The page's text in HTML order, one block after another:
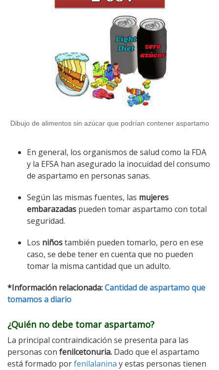
Dibujo de alimentos sin azúcar que podrían contener aspartamo
En general, los organismos de salud como la FDA
y la EFSA han asegurado la inocuidad del consumo
de aspartamo en personas sanas.
Según las mismas fuentes, las mujeres
embarazadas pueden tomar aspartamo con total
seguridad.
Los niñostambién pueden tomarlo, pero en ese
caso, se debe tener en cuenta que no pueden
tomar la misma cantidad que un adulto.
*Información relacionada:Cantidad de aspartamo que
tomamos a diario
¿Quién no debe tomar aspartamo?
La principal contraindicación se presenta para las
personas con fenilcetonuria. Dado que el aspartamo
está formado porfenilalanina y estas personas tienen